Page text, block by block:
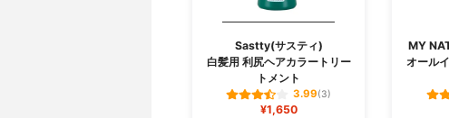
Sastty(サスティ)
白髪用 利尻ヘアカラートリー
トメント
3.99(3)
¥1,650
MY
オール